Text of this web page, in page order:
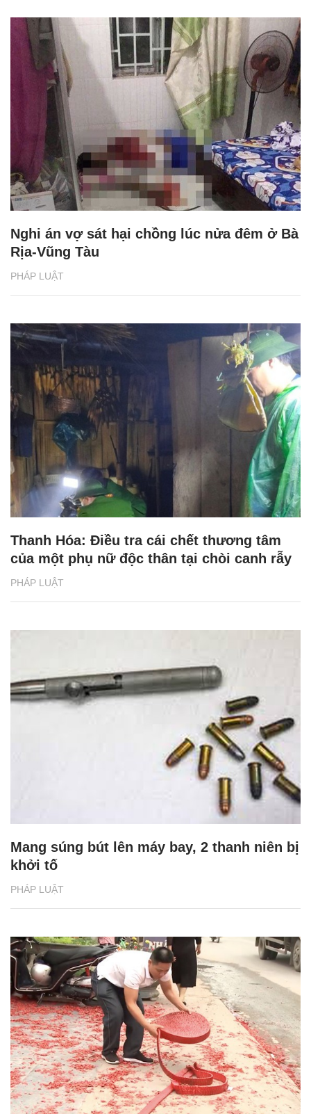
PHÁP LUẬT
Nghi án vợ sát hại chồng lúc nửa đêm ở Bà
Rịa-Vũng Tàu
PHÁP LUẬT
Thanh Hóa: Điều tra cái chết thương tâm
của một phụ nữ độc thân tại chòi canh rẫy
PHÁP LUẬT
Mang súng bút lên máy bay, 2 thanh niên bị
khởi tố